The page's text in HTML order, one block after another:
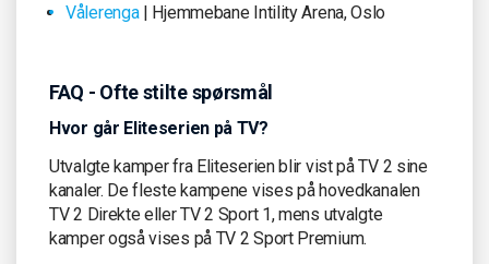
Vålerenga| Hjemmebane Intility Arena, Oslo
FAQ - Ofte stilte spørsmål
Hvor går Eliteserien på TV?
Utvalgte kamper fra Eliteserien blir vist på TV 2 sine
kanaler. De fleste kampene vises på hovedkanalen
TV 2 Direkte eller TV 2 Sport 1, mens utvalgte
kamper også vises på TV 2 Sport Premium.